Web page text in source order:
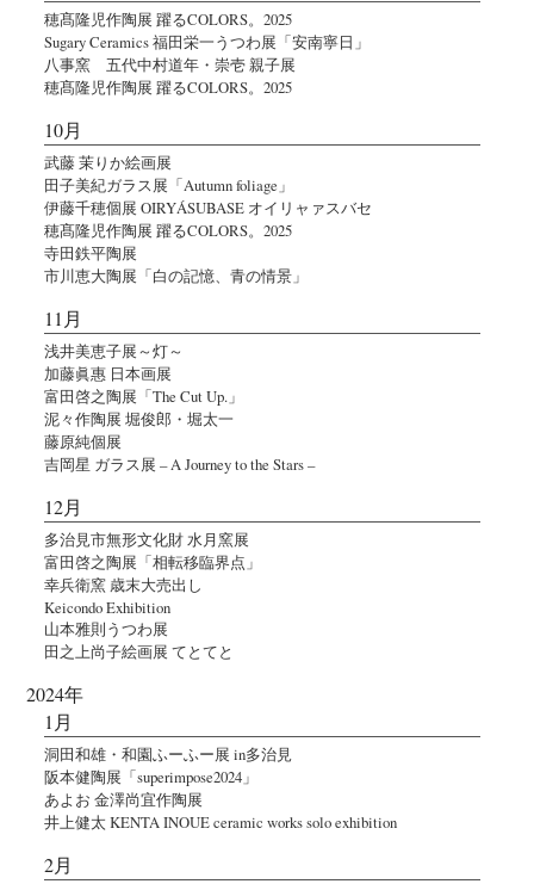
穂髙隆児作陶展 躍るCOLORS。2025
Sugary Ceramics 福田栄一うつわ展「安南寧日」
八事窯 五代中村道年・崇壱 親子展
穂髙隆児作陶展 躍るCOLORS。2025
10月
武藤 茉りか絵画展
田子美紀ガラス展「Autumn foliage」
伊藤千穂個展 OIRYÁSUBASE オイリャァスバセ
穂髙隆児作陶展 躍るCOLORS。2025
寺田鉄平陶展
市川恵大陶展「白の記憶、青の情景」
11月
浅井美恵子展～灯～
加藤眞惠 日本画展
富田啓之陶展「The Cut Up.」
泥々作陶展 堀俊郎・堀太一
藤原純個展
吉岡星 ガラス展 – A Journey to the Stars –
12月
多治見市無形文化財 水月窯展
富田啓之陶展「相転移臨界点」
幸兵衛窯 歳末大売出し
Keicondo Exhibition
山本雅則うつわ展
田之上尚子絵画展 てとてと
2024年
1月
洞田和雄・和園ふーふー展 in多治見
阪本健陶展「superimpose2024」
あよお 金澤尚宜作陶展
井上健太 KENTA INOUE ceramic works solo exhibition
2月